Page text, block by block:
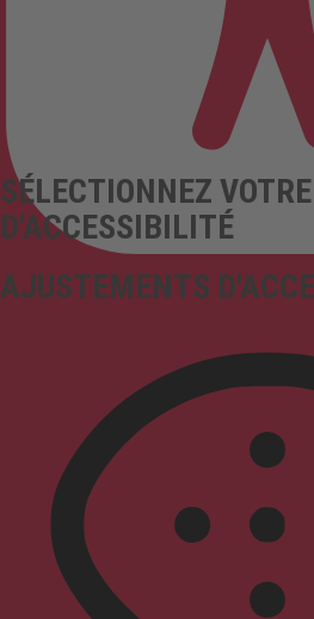
AJUSTEMENTS
SÉLECTIONNEZ
D'ACCESSIBILITÉ